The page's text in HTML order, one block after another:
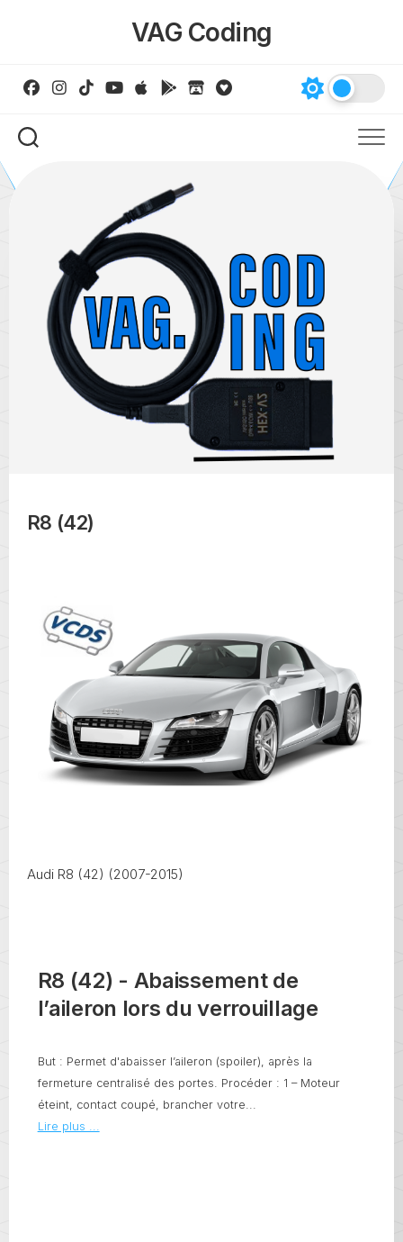
VAG Coding
R8 (42)
Audi R8 (42) (2007-2015)
R8 (42) - Abaissement de
l’aileron lors du verrouillage
But : Permet d'abaisser l’aileron (spoiler), après la
fermeture centralisé des portes. Procéder : 1 – Moteur
éteint, contact coupé, brancher votre...
Lire plus ...